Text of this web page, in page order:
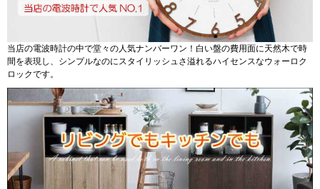
当店の電波時計の中で堂々の人気ナンバーワン！白い盤の費用面に天然木で時
間を表現し、シンプルなのにスタイリッシュさ溢れるハイセンスなウォーロク
ロックです。